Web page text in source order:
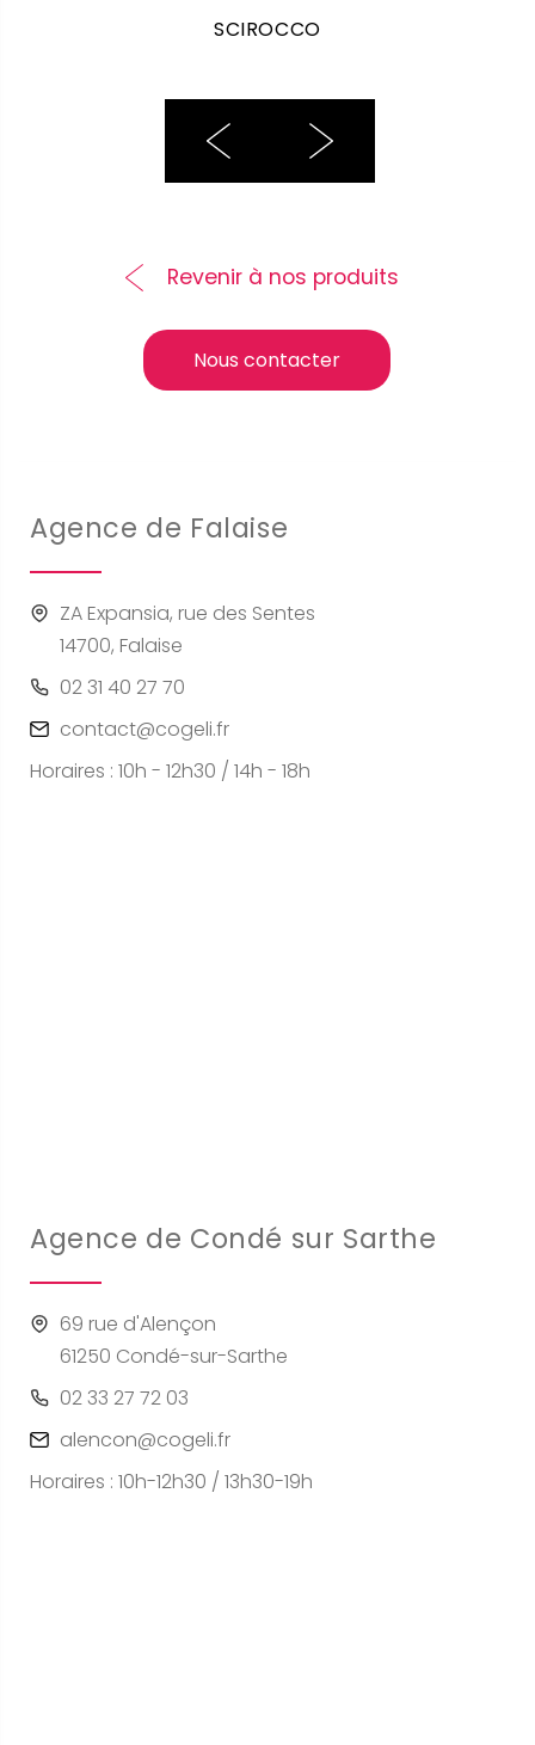
SCIROCCO
Revenir à nos produits
Nous contacter
Agence de Falaise
ZA Expansia, rue des Sentes
14700, Falaise
02 31 40 27 70
contact@cogeli.fr
Horaires : 10h - 12h30 / 14h - 18h
Agence de Condé sur Sarthe
69 rue d'Alençon
61250 Condé-sur-Sarthe
02 33 27 72 03
alencon@cogeli.fr
Horaires : 10h-12h30 / 13h30-19h